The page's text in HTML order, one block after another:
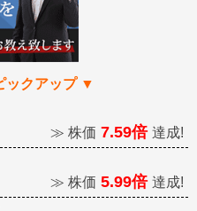
≫ 株価 7.59倍 達成!
≫ 株価 5.99倍 達成!